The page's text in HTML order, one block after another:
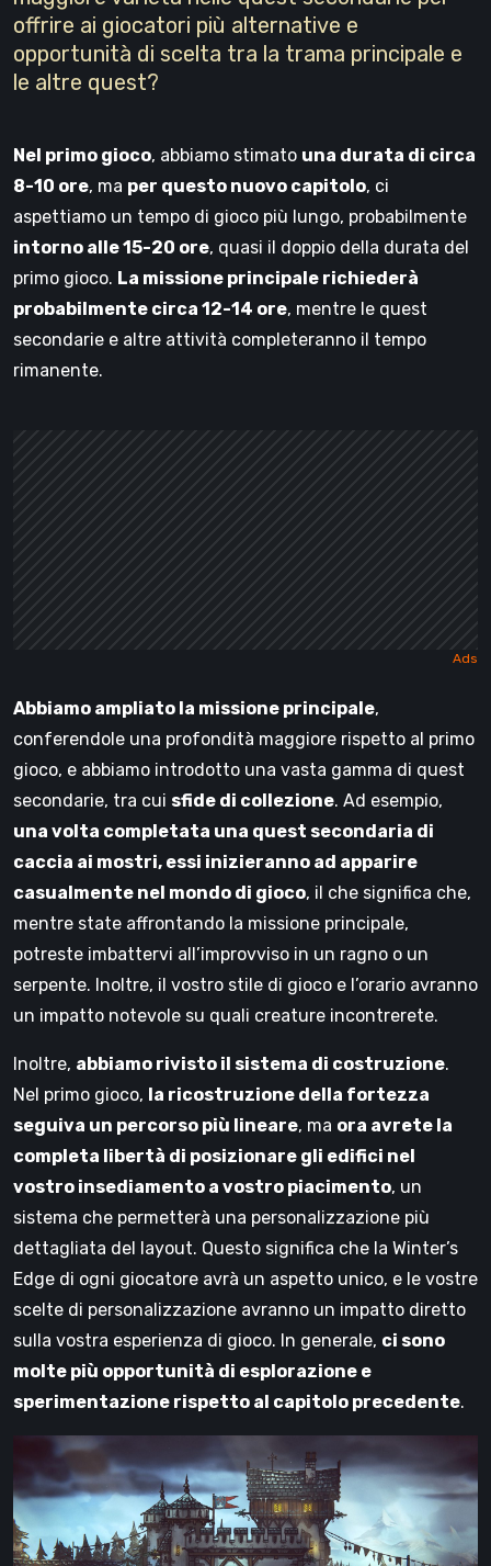
offrire ai giocatori più alternative e
opportunità di scelta tra la trama principale e
le altre quest?
Nel primo gioco, abbiamo stimato una durata di circa
8-10 ore, ma per questo nuovo capitolo, ci
aspettiamo un tempo di gioco più lungo, probabilmente
intorno alle 15-20 ore, quasi il doppio della durata del
primo gioco. La missione principale richiederà
probabilmente circa 12-14 ore, mentre le quest
secondarie e altre attività completeranno il tempo
rimanente.
Abbiamo ampliato la missione principale,
conferendole una profondità maggiore rispetto al primo
gioco, e abbiamo introdotto una vasta gamma di quest
secondarie, tra cui sfide di collezione. Ad esempio,
una volta completata una quest secondaria di
caccia ai mostri, essi inizieranno ad apparire
casualmente nel mondo di gioco, il che significa che,
mentre state affrontando la missione principale,
potreste imbattervi all’improvviso in un ragno o un
serpente. Inoltre, il vostro stile di gioco e l’orario avranno
un impatto notevole su quali creature incontrerete.
Inoltre, abbiamo rivisto il sistema di costruzione.
Nel primo gioco, la ricostruzione della fortezza
seguiva un percorso più lineare, ma ora avrete la
completa libertà di posizionare gli edifici nel
vostro insediamento a vostro piacimento, un
sistema che permetterà una personalizzazione più
dettagliata del layout. Questo significa che la Winter’s
Edge di ogni giocatore avrà un aspetto unico, e le vostre
scelte di personalizzazione avranno un impatto diretto
sulla vostra esperienza di gioco. In generale, ci sono
molte più opportunità di esplorazione e
sperimentazione rispetto al capitolo precedente.